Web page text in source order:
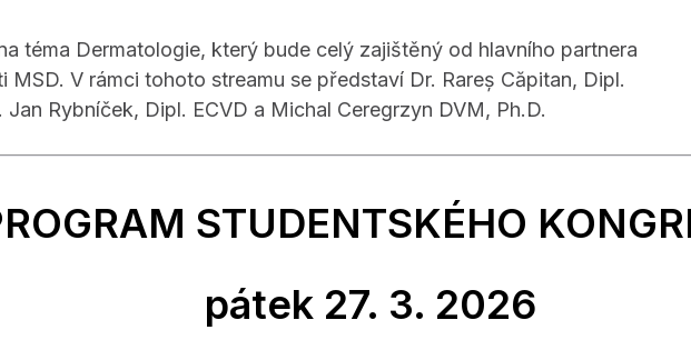
téma Dermatologie, který bude celý zajištěný od hlavního partnera
V rámci tohoto streamu se představí Dr. Rareș Căpitan, Dipl.
Jan Rybníček, Dipl. ECVD a Michal Ceregrzyn DVM, Ph.D.
STUDENTSKÉHO
pátek 27. 3. 2026